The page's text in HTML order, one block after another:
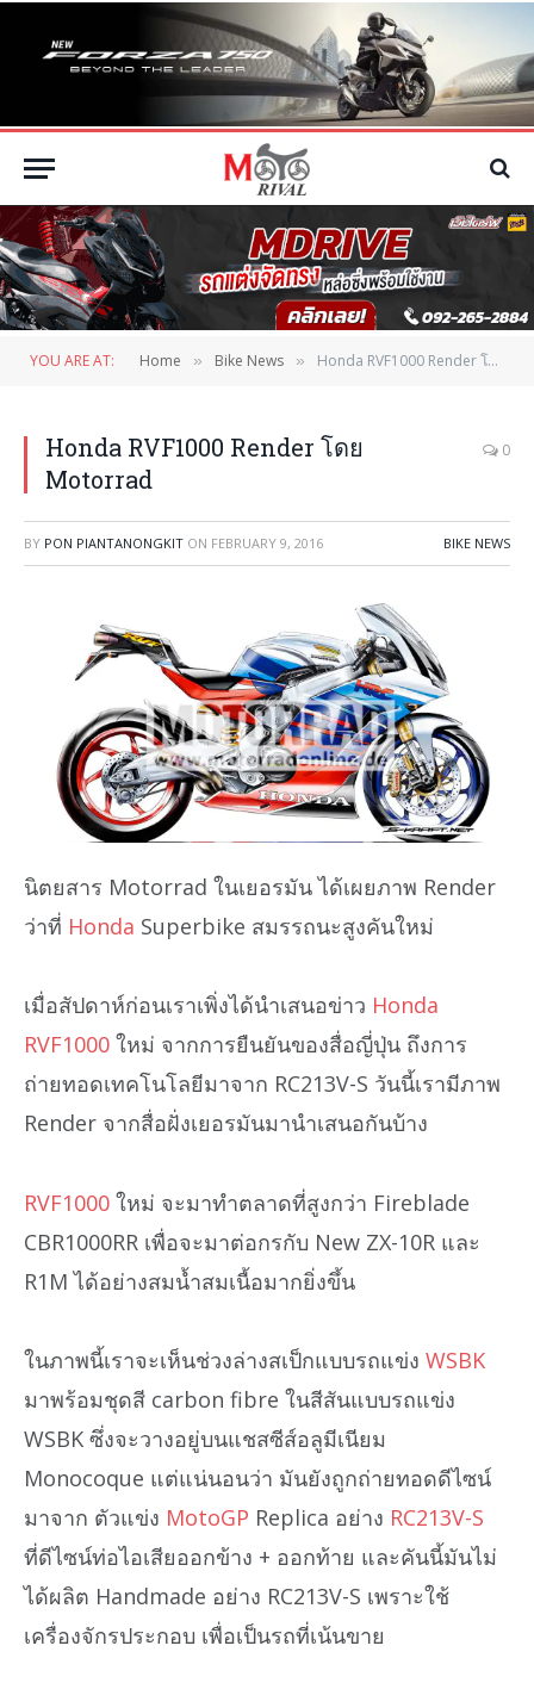
YOU ARE AT: Home » Bike News » Honda RVF1000 Render โดย Motorrad
Honda RVF1000 Render โดย
Motorrad
0
BY PON PIANTANONGKIT ON FEBRUARY 9, 2016 BIKE NEWS
นิตยสาร Motorrad ในเยอรมัน ได้เผยภาพ Render
ว่าที่ Honda Superbike สมรรถนะสูงคันใหม่
เมื่อสัปดาห์ก่อนเราเพิ่งได้นำเสนอข่าว Honda
RVF1000 ใหม่ จากการยืนยันของสื่อญี่ปุ่น ถึงการ
ถ่ายทอดเทคโนโลยีมาจาก RC213V-S วันนี้เรามีภาพ
Render จากสื่อฝั่งเยอรมันมานำเสนอกันบ้าง
RVF1000 ใหม่ จะมาทำตลาดที่สูงกว่า Fireblade
CBR1000RR เพื่อจะมาต่อกรกับ New ZX-10R และ
R1M ได้อย่างสมน้ำสมเนื้อมากยิ่งขึ้น
ในภาพนี้เราจะเห็นช่วงล่างสเป็กแบบรถแข่ง WSBK
มาพร้อมชุดสี carbon fibre ในสีสันแบบรถแข่ง
WSBK ซึ่งจะวางอยู่บนแชสซีส์อลูมีเนียม
Monocoque แต่แน่นอนว่า มันยังถูกถ่ายทอดดีไซน์
มาจาก ตัวแข่ง MotoGP Replica อย่าง RC213V-S
ที่ดีไซน์ท่อไอเสียออกข้าง + ออกท้าย และคันนี้มันไม่
ได้ผลิต Handmade อย่าง RC213V-S เพราะใช้
เครื่องจักรประกอบ เพื่อเป็นรถที่เน้นขาย